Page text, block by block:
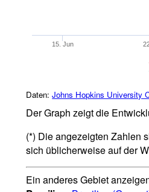
15. Jun
Daten:Johns Hopkins University
Der Graph zeigt die
(*) Die angezeigten Zahlen
sich üblicherweise auf der
Ein anderes Gebiet